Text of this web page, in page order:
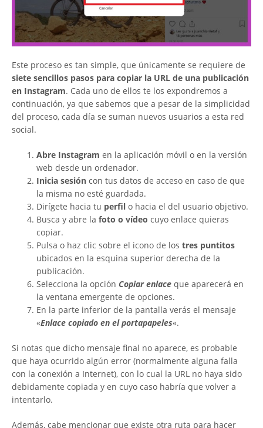
Este proceso es tan simple, que únicamente se requiere de
siete sencillos pasos para copiar la URL de una publicación
en Instagram. Cada uno de ellos te los expondremos a
continuación, ya que sabemos que a pesar de la simplicidad
del proceso, cada día se suman nuevos usuarios a esta red
social.
Abre Instagram en la aplicación móvil o en la versión
web desde un ordenador.
Inicia sesión con tus datos de acceso en caso de que
la misma no esté guardada.
Dirígete hacia tu perfil o hacia el del usuario objetivo.
Busca y abre la foto o vídeo cuyo enlace quieras
copiar.
Pulsa o haz clic sobre el icono de los tres puntitos
ubicados en la esquina superior derecha de la
publicación.
Selecciona la opción Copiar enlace que aparecerá en
la ventana emergente de opciones.
En la parte inferior de la pantalla verás el mensaje
«Enlace copiado en el portapapeles«.
Si notas que dicho mensaje final no aparece, es probable
que haya ocurrido algún error (normalmente alguna falla
con la conexión a Internet), con lo cual la URL no haya sido
debidamente copiada y en cuyo caso habría que volver a
intentarlo.
Además, cabe mencionar que existe otra ruta para hacer